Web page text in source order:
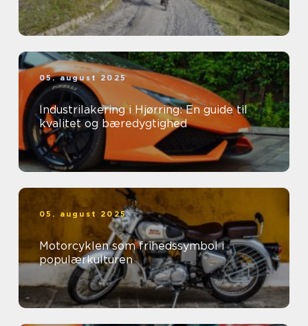
05. august 2025
Industrilakering i Hjørring: En guide til
kvalitet og bæredygtighed
05. august 2025
Motorcyklen som frihedssymbol i
populærkulturen